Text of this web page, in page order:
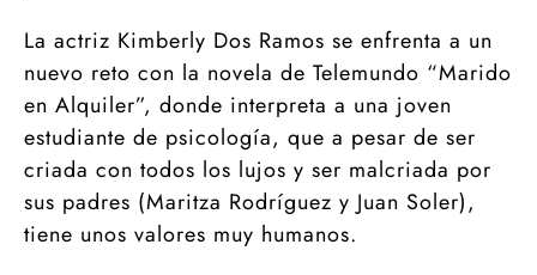
La actriz Kimberly Dos Ramos se enfrenta a un
nuevo reto con la novela de Telemundo “Marido
en Alquiler”, donde interpreta a una joven
estudiante de psicología, que a pesar de ser
criada con todos los lujos y ser malcriada por
sus padres (Maritza Rodríguez y Juan Soler),
tiene unos valores muy humanos.